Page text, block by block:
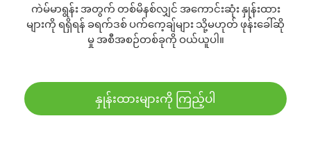
ကဲမ်မာရွန်း အတွက် တစ်မိနစ်လျှင် အကောင်းဆုံး နှုန်းထား
များကို ရရှိရန် ခရက်ဒစ် ပက်ကေ့ချ်များ သို့မဟုတ် ဖုန်းခေါ်ဆို
မှု အစီအစဉ်တစ်ခုကို ဝယ်ယူပါ။
နှုန်းထားများကို ကြည့်ပါ